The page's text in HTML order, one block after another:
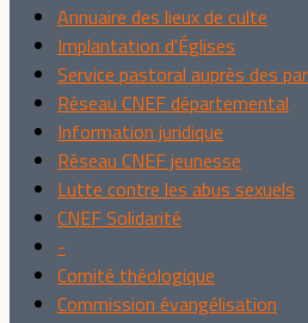
Annuaire des lieux de culte
Implantation d'Églises
Service pastoral auprès des
Réseau CNEF départemental
Information juridique
Réseau CNEF jeunesse
Lutte contre les abus sexuels
CNEF Solidarité
-
Comité théologique
Commission évangélisation